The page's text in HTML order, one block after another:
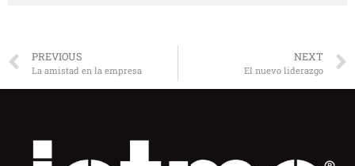
PREVIOUS
La amistad en la empresa
NEXT
El nuevo liderazgo